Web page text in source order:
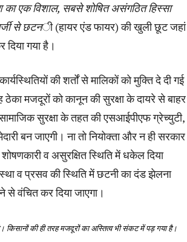
एक विशाल, सबसे शोषित असंगठित हिस्सा
से छटनी (हायर एंड फायर) की खुली छूट जहां
दिया गया है।
की शर्तों से मालिकों को मुक्ति दे दी गई
मजदूरों को कानून की सुरक्षा के दायरे से बाहर
सुरक्षा के तहत की एसआईपीएफ ग्रेच्युटी,
बन जाएगी। ना तो नियोक्ता और न ही सरकार
व असुरक्षित स्थिति में धकेल दिया
व प्रसव की स्थिति में छटनी का दंड झेलना
से वंचित कर दिया जाएगा।
किसानों की ही तरह मजदूरों का अस्तित्व भी संकट में पड़ गया है।